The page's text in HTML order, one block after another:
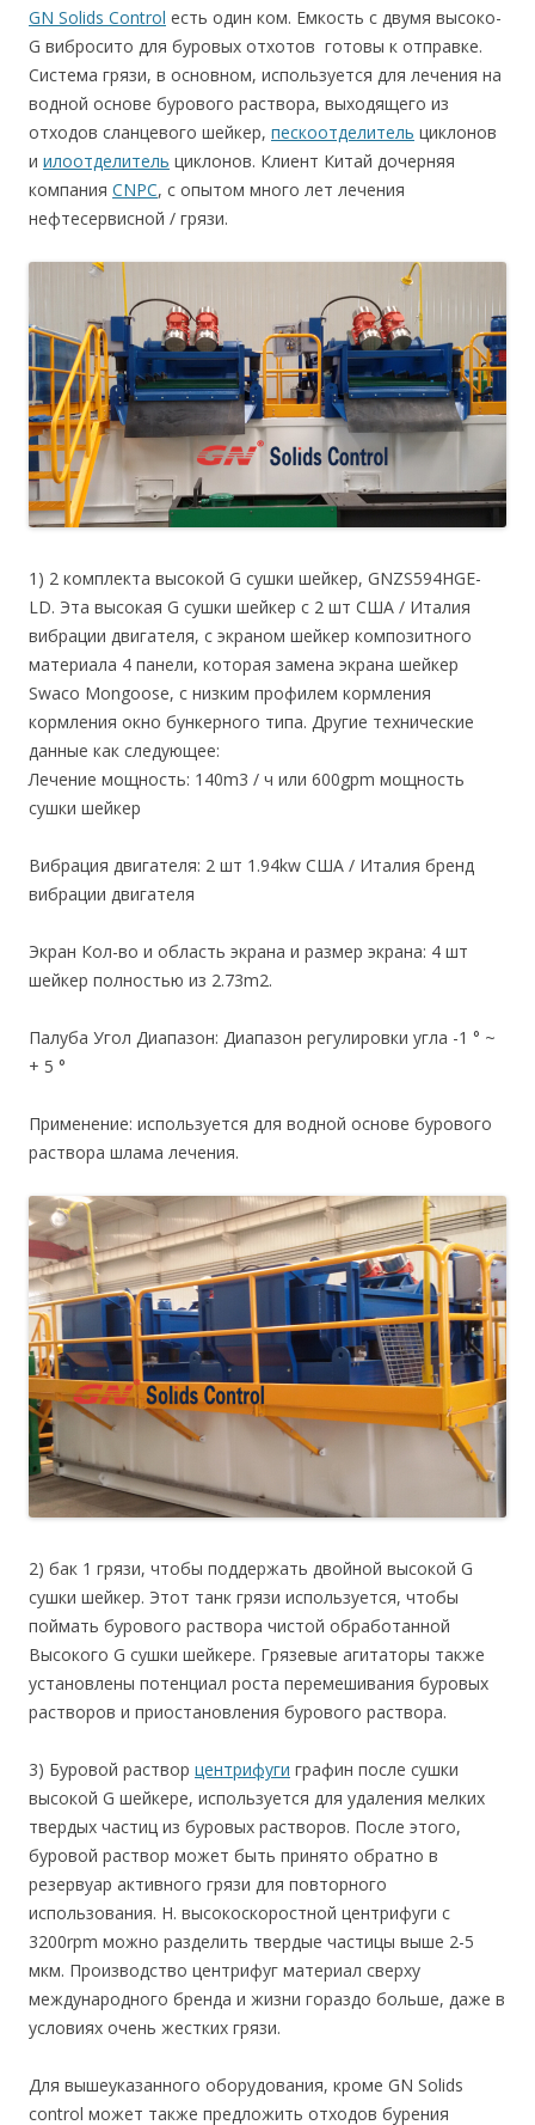
GN Solids Control есть один ком. Емкость с двумя высоко-
G вибросито для буровых отхотов готовы к отправке.
Система грязи, в основном, используется для лечения на
водной основе бурового раствора, выходящего из
отходов сланцевого шейкер, пескоотделитель циклонов
и илоотделитель циклонов. Клиент Китай дочерняя
компания CNPC, с опытом много лет лечения
нефтесервисной / грязи.
1) 2 комплекта высокой G сушки шейкер, GNZS594HGE-
LD. Эта высокая G сушки шейкер с 2 шт США / Италия
вибрации двигателя, с экраном шейкер композитного
материала 4 панели, которая замена экрана шейкер
Swaco Mongoose, с низким профилем кормления
кормления окно бункерного типа. Другие технические
данные как следующее:
Лечение мощность: 140m3 / ч или 600gpm мощность
сушки шейкер
Вибрация двигателя: 2 шт 1.94kw США / Италия бренд
вибрации двигателя
Экран Кол-во и область экрана и размер экрана: 4 шт
шейкер полностью из 2.73m2.
Палуба Угол Диапазон: Диапазон регулировки угла -1 ° ~
+ 5 °
Применение: используется для водной основе бурового
раствора шлама лечения.
2) бак 1 грязи, чтобы поддержать двойной высокой G
сушки шейкер. Этот танк грязи используется, чтобы
поймать бурового раствора чистой обработанной
Высокого G сушки шейкере. Грязевые агитаторы также
установлены потенциал роста перемешивания буровых
растворов и приостановления бурового раствора.
3) Буровой раствор центрифуги графин после сушки
высокой G шейкере, используется для удаления мелких
твердых частиц из буровых растворов. После этого,
буровой раствор может быть принято обратно в
резервуар активного грязи для повторного
использования. Н. высокоскоростной центрифуги с
3200rpm можно разделить твердые частицы выше 2-5
мкм. Производство центрифуг материал сверху
международного бренда и жизни гораздо больше, даже в
условиях очень жестких грязи.
Для вышеуказанного оборудования, кроме GN Solids
control может также предложить отходов бурения